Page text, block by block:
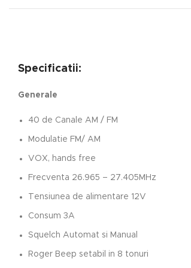
Specificatii:
Generale
40 de Canale AM / FM
Modulatie FM/ AM
VOX, hands free
Frecventa 26.965 – 27.405MHz
Tensiunea de alimentare 12V
Consum 3A
Squelch Automat si Manual
Roger Beep setabil in 8 tonuri